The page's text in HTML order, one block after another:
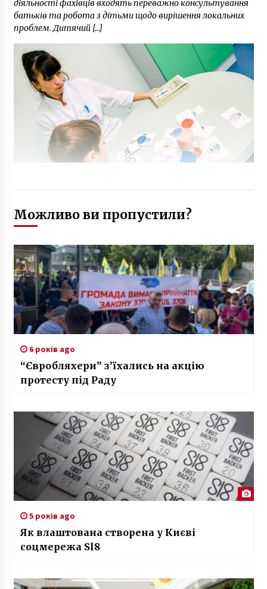
діяльності фахівців входять переважно консультування
батьків та робота з дітьми щодо вирішення локальних
проблем. Дитячий […]
Можливо ви пропустили?
6 років ago
“Євробляхери” з’їхались на акцію
протесту під Раду
5 років ago
Як влаштована створена у Києві
соцмережа Sl8